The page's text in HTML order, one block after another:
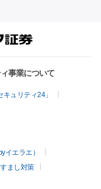
事業について
ュリティ24」
イエラエ）
まし対策